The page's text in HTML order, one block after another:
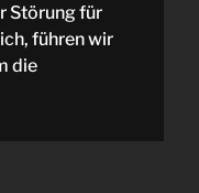
Störung für
führen wir
die